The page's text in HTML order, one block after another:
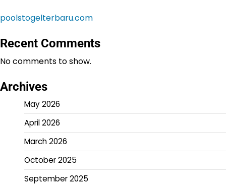
poolstogelterbaru.com
Recent Comments
No comments to show.
Archives
May 2026
April 2026
March 2026
October 2025
September 2025